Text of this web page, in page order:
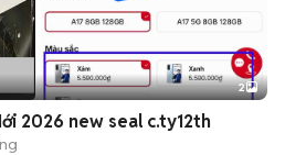
2
128GB Mới 2026 new seal c.ty12th